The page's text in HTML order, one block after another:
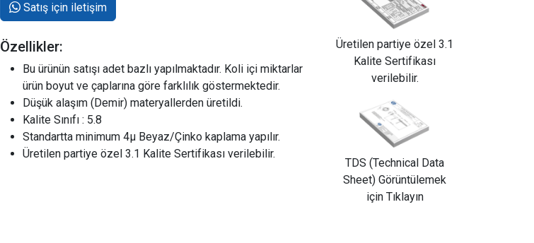
Üretilen partiye özel 3.1
Kalite Sertifikası
verilebilir.
TDS (Technical Data
Sheet) Görüntülemek
için Tıklayın
Satış için iletişim
Özellikler:
Bu ürünün satışı adet bazlı yapılmaktadır. Koli içi miktarlar
ürün boyut ve çaplarına göre farklılık göstermektedir.
Düşük alaşım (Demir) materyallerden üretildi.
Kalite Sınıfı : 5.8
Standartta minimum 4µ Beyaz/Çinko kaplama yapılır.
Üretilen partiye özel 3.1 Kalite Sertifikası verilebilir.